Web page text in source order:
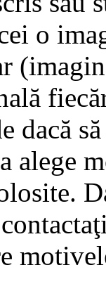
o
dacă
alege